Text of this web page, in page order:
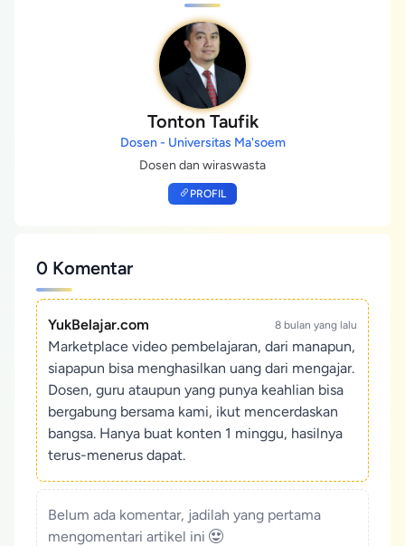
Tonton Taufik
Dosen - Universitas Ma'soem
Dosen dan wiraswasta
PROFIL
0 Komentar
YukBelajar.com 8 bulan yang lalu
Marketplace video pembelajaran, dari manapun,
siapapun bisa menghasilkan uang dari mengajar.
Dosen, guru ataupun yang punya keahlian bisa
bergabung bersama kami, ikut mencerdaskan
bangsa. Hanya buat konten 1 minggu, hasilnya
terus-menerus dapat.
Belum ada komentar, jadilah yang pertama
mengomentari artikel ini